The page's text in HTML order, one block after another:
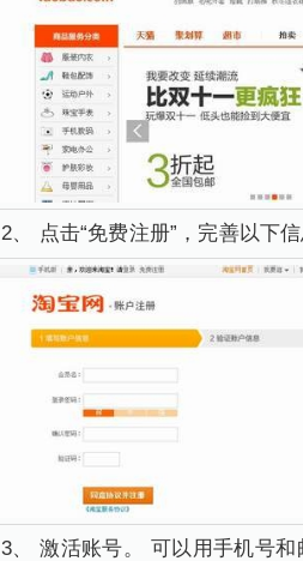
2、 点击“免费注册”，完善以下
3、 激活账号。 可以用手机号